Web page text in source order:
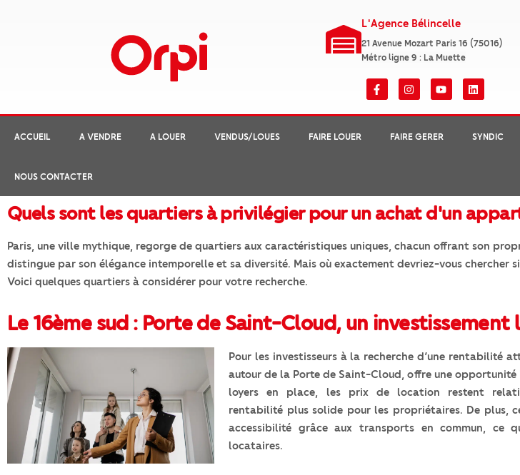
L'Agence Bélincelle
21 Avenue Mozart Paris 16 (75016)
Métro ligne 9 : La Muette
ACCUEIL A VENDRE A LOUER VENDUS/LOUES FAIRE LOUER FAIRE GERER SYNDIC
NOUS CONTACTER
Quels sont les quartiers à privilégier pour un achat d'un
Paris, une ville mythique, regorge de quartiers aux caractéristiques uniques, chacun offrant son
distingue par son élégance intemporelle et sa diversité. Mais où exactement devriez-vous chercher
Voici quelques quartiers à considérer pour votre recherche.
Le 16ème sud : Porte de Saint-Cloud, un
Pour les investisseurs à la recherche d’une rentabilité
autour de la Porte de Saint-Cloud, offre une opportunité
loyers en place, les prix de location restent
rentabilité plus solide pour les propriétaires. De plus,
accessibilité grâce aux transports en commun,
locataires.